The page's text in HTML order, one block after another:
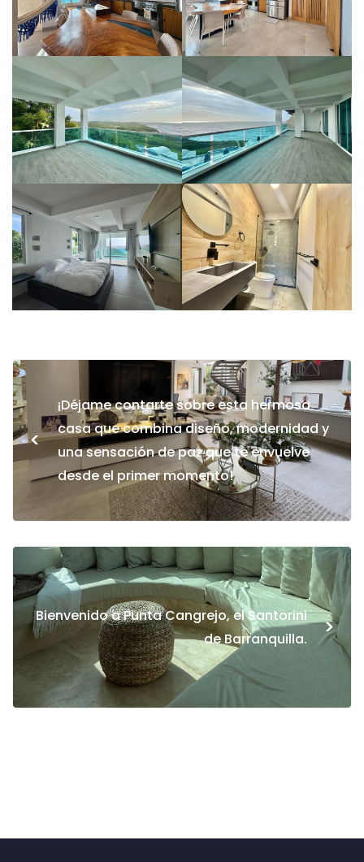
<
¡Déjame contarte sobre esta hermosa
casa que combina diseño, modernidad y
una sensación de paz que te envuelve
desde el primer momento!
Bienvenido a Punta Cangrejo, el Santorini
de Barranquilla.
>